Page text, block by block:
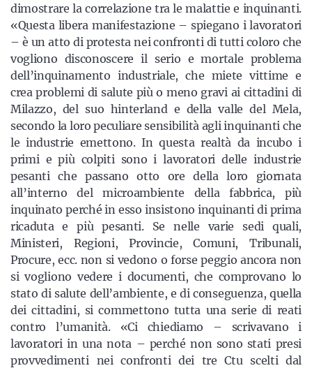
dimostrare la correlazione tra le malattie e inquinanti.
«Questa libera manifestazione – spiegano i lavoratori
– è un atto di protesta nei confronti di tutti coloro che
vogliono disconoscere il serio e mortale problema
dell’inquinamento industriale, che miete vittime e
crea problemi di salute più o meno gravi ai cittadini di
Milazzo, del suo hinterland e della valle del Mela,
secondo la loro peculiare sensibilità agli inquinanti che
le industrie emettono. In questa realtà da incubo i
primi e più colpiti sono i lavoratori delle industrie
pesanti che passano otto ore della loro giornata
all’interno del microambiente della fabbrica, più
inquinato perché in esso insistono inquinanti di prima
ricaduta e più pesanti. Se nelle varie sedi quali,
Ministeri, Regioni, Provincie, Comuni, Tribunali,
Procure, ecc. non si vedono o forse peggio ancora non
si vogliono vedere i documenti, che comprovano lo
stato di salute dell’ambiente, e di conseguenza, quella
dei cittadini, si commettono tutta una serie di reati
contro l’umanità. «Ci chiediamo – scrivavano i
lavoratori in una nota – perché non sono stati presi
provvedimenti nei confronti dei tre Ctu scelti dal